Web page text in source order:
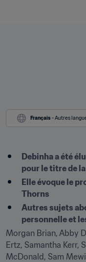
Français - Autres
Debinha a été
pour le titre de la
Elle évoque le
Thorns
Autres sujets
personnelle et
Morgan Brian, Abby
Ertz, Samantha Kerr,
McDonald, Sam